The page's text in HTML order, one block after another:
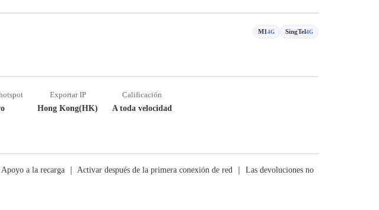
M1 4G SingTel4G
Exportar IP
Hong Kong(HK)
Calificación
A toda velocidad
a la recarga ｜ Activar después de la primera conexión de red ｜ Las devoluciones no